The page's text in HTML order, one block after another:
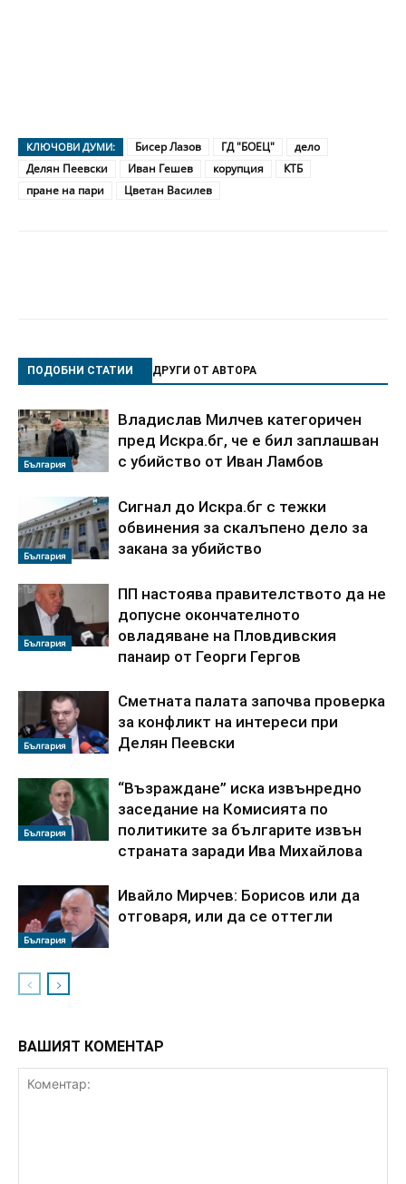
КЛЮЧОВИ ДУМИ: Бисер Лазов ГД "БОЕЦ"
дело
Делян Пеевски
Иван Гешев корупция
КТБ
пране на пари
Цветан Василев
ПОДОБНИ СТАТИИ ДРУГИ ОТ АВТОРА
България
Владислав Милчев категоричен
пред Искра.бг, че е бил заплашван
с убийство от Иван Ламбов
България
Сигнал до Искра.бг с тежки
обвинения за скалъпено дело за
закана за убийство
България
ПП настоява правителството да не
допусне окончателното
овладяване на Пловдивския
панаир от Георги Гергов
България
Сметната палата започва проверка
за конфликт на интереси при
Делян Пеевски
България
“Възраждане” иска извънредно
заседание на Комисията по
политиките за българите извън
страната заради Ива Михайлова
България
Ивайло Мирчев: Борисов или да
отговаря, или да се оттегли
ВАШИЯТ КОМЕНТАР